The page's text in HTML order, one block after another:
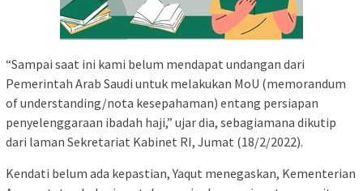
“Sampai saat ini kami belum mendapat undangan dari
Pemerintah Arab Saudi untuk melakukan MoU (memorandum
of understanding/nota kesepahaman) entang persiapan
penyelenggaraan ibadah haji,” ujar dia, sebagiamana dikutip
dari laman Sekretariat Kabinet RI, Jumat (18/2/2022).
Kendati belum ada kepastian, Yaqut menegaskan, Kementerian